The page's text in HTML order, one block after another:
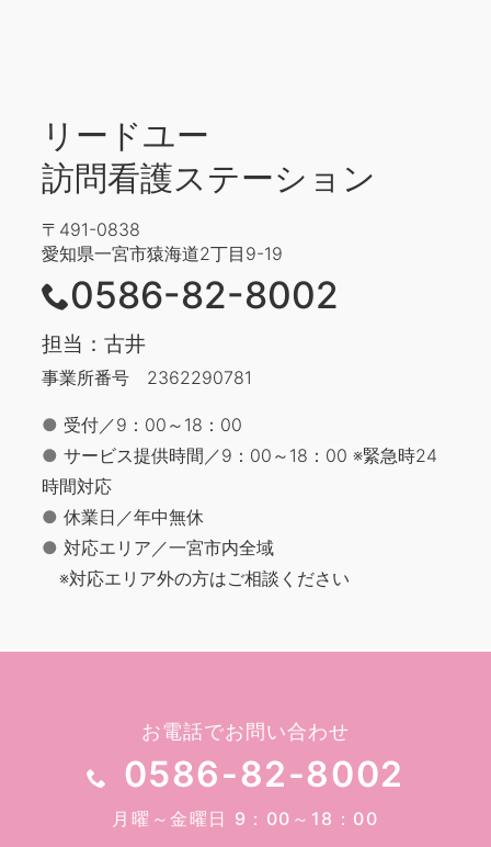
リードユー
訪問看護ステーション
〒491-0838
愛知県一宮市猿海道2丁目9-19
0586-82-8002
担当：古井
事業所番号 2362290781
● 受付／9：00～18：00
●サービス提供時間／9：00～18：00 ※緊急時24
時間対応
●休業日／年中無休
● 対応エリア／一宮市内全域
※対応エリア外の方はご相談ください
お電話でお問い合わせ
0586-82-8002
月曜～金曜日 9：00～18：00